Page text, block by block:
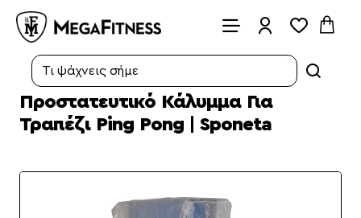
Search...
Προστατευτικό Κάλυμμα Για
Τραπέζι Ping Pong | Sponeta